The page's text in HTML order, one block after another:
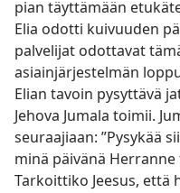
pian täyttämään
Elia odotti kuivuuden
palvelijat odottavat
asiainjärjestelmän
Elian tavoin pysyttävä
Jehova Jumala toimii.
seuraajiaan: ”Pysykää
minä päivänä Herranne
Tarkoittiko Jeesus, että